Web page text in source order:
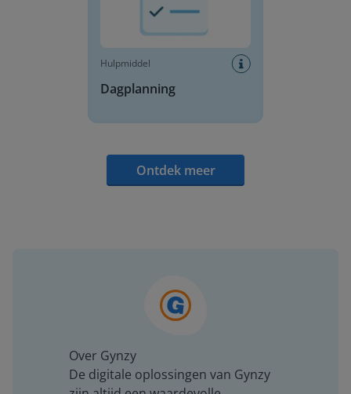
Hulpmiddel
Dagplanning
Ontdek meer
Over Gynzy
De digitale oplossingen van Gynzy